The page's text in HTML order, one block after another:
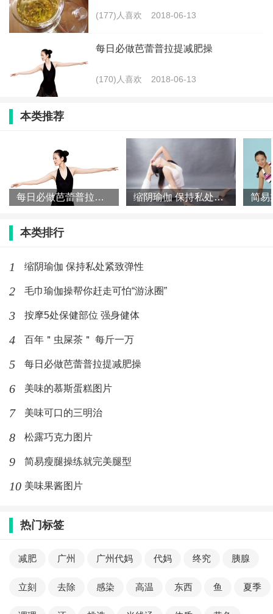
(177)人喜欢 2018-06-13
每日必做芭蕾普拉提减肥操
(170)人喜欢 2018-06-13
本类推荐
每日必做芭蕾普拉提减肥操 缩阴瑜伽 保持私处紧致弹性
本类排行
1 缩阴瑜伽 保持私处紧致弹性
2 毛巾瑜伽操帮你赶走可怕“游泳圈”
3 按摩5处保健部位 强身健体
4 百年＂虫屎茶＂ 每斤一万
5 每日必做芭蕾普拉提减肥操
6 美味的慕斯蛋糕图片
7 美味可口的三明治
8 松露巧克力图片
9 简易瘦腿操练就完美腿型
10 美味果酱图片
热门标签
减肥 广州 广州代妈 代妈 终究 胰腺
立刻 去除 感染 高温 东西 鱼 夏季